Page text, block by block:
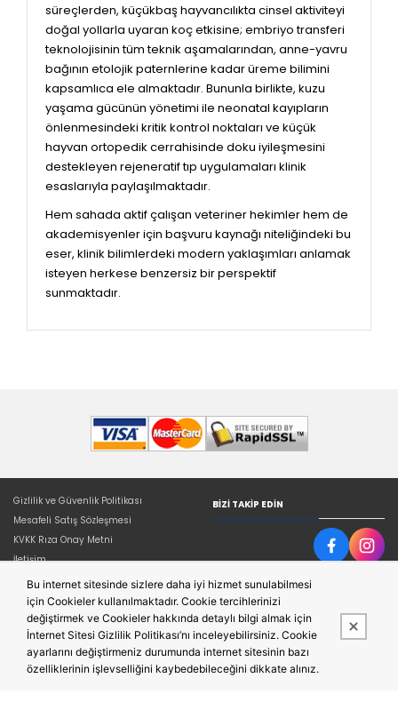
süreçlerden, küçükbaş hayvancılıkta cinsel aktiviteyi
doğal yollarla uyaran koç etkisine; embriyo transferi
teknolojisinin tüm teknik aşamalarından, anne-yavru
bağının etolojik paternlerine kadar üreme bilimini
kapsamlıca ele almaktadır. Bununla birlikte, kuzu
yaşama gücünün yönetimi ile neonatal kayıpların
önlenmesindeki kritik kontrol noktaları ve küçük
hayvan ortopedik cerrahisinde doku iyileşmesini
destekleyen rejeneratif tıp uygulamaları klinik
esaslarıyla paylaşılmaktadır.
Hem sahada aktif çalışan veteriner hekimler hem de
akademisyenler için başvuru kaynağı niteliğindeki bu
eser, klinik bilimlerdeki modern yaklaşımları anlamak
isteyen herkese benzersiz bir perspektif
sunmaktadır.
Gizlilik ve Güvenlik Politikası
Mesafeli Satış Sözleşmesi
KVKK Rıza Onay Metni
İletişim
BIZI TAKIP EDIN
Bu internet sitesinde sizlere daha iyi hizmet sunulabilmesi
için Cookieler kullanılmaktadır. Cookie tercihlerinizi
değiştirmek ve Cookieler hakkında detaylı bilgi almak için
İnternet Sitesi Gizlilik Politikası’nı inceleyebilirsiniz. Cookie
ayarlarını değiştirmeniz durumunda internet sitesinin bazı
özelliklerinin işlevselliğini kaybedebileceğini dikkate alınız.